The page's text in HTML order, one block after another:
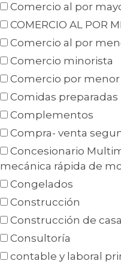
Comercio al por
COMERCIO AL POR
Comercio al por
Comercio minorista
Comercio por menor
Comidas preparadas
Complementos
Compra- venta
Concesionario
mecánica rápida de
Congelados
Construcción
Construcción de
Consultoría
contable y laboral